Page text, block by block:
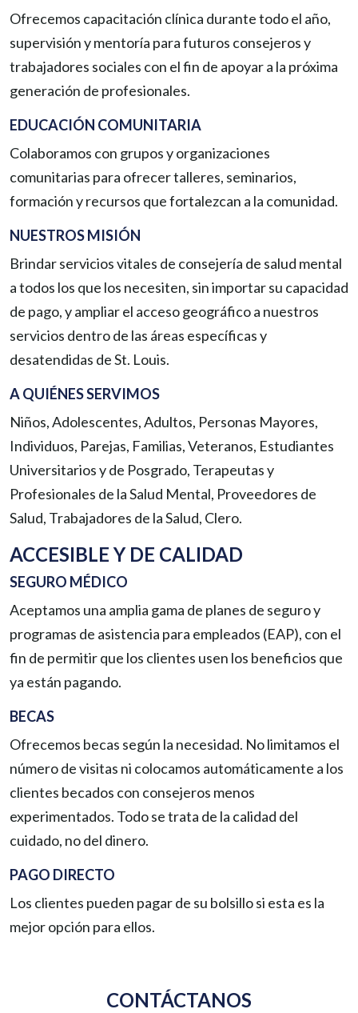
Ofrecemos capacitación clínica durante todo el año,
supervisión y mentoría para futuros consejeros y
trabajadores sociales con el fin de apoyar a la próxima
generación de profesionales.
EDUCACIÓN COMUNITARIA
Colaboramos con grupos y organizaciones
comunitarias para ofrecer talleres, seminarios,
formación y recursos que fortalezcan a la comunidad.
NUESTROS MISIÓN
Brindar servicios vitales de consejería de salud mental
a todos los que los necesiten, sin importar su capacidad
de pago, y ampliar el acceso geográfico a nuestros
servicios dentro de las áreas específicas y
desatendidas de St. Louis.
A QUIÉNES SERVIMOS
Niños, Adolescentes, Adultos, Personas Mayores,
Individuos, Parejas, Familias, Veteranos, Estudiantes
Universitarios y de Posgrado, Terapeutas y
Profesionales de la Salud Mental, Proveedores de
Salud, Trabajadores de la Salud, Clero.
ACCESIBLE Y DE CALIDAD
SEGURO MÉDICO
Aceptamos una amplia gama de planes de seguro y
programas de asistencia para empleados (EAP), con el
fin de permitir que los clientes usen los beneficios que
ya están pagando.
BECAS
Ofrecemos becas según la necesidad. No limitamos el
número de visitas ni colocamos automáticamente a los
clientes becados con consejeros menos
experimentados. Todo se trata de la calidad del
cuidado, no del dinero.
PAGO DIRECTO
Los clientes pueden pagar de su bolsillo si esta es la
mejor opción para ellos.
CONTÁCTANOS